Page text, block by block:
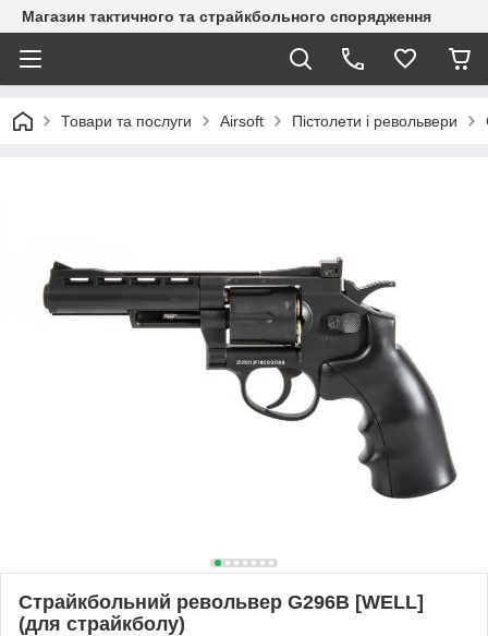
Магазин тактичного та страйкбольного спорядження
Товари та послуги Airsoft Пістолети і револьвери
Страйкбольний револьвер G296B [WELL]
(для страйкболу)